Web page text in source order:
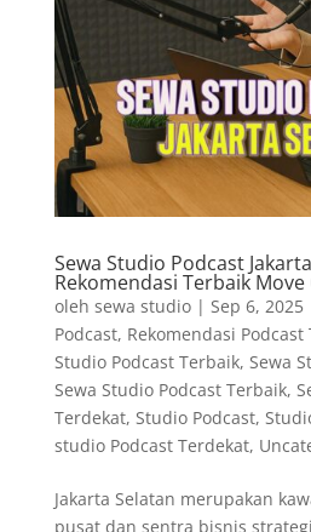
Sewa Studio Podcast
Rekomendasi Terbaik
oleh sewa studio| Sep 6, 2025
Podcast, Rekomendasi Podcast
Studio Podcast Terbaik, Sewa
Sewa Studio Podcast Terbaik,
Terdekat, Studio Podcast,
studio Podcast Terdekat,
Jakarta Selatan merupakan
pusat dan sentra bisnis